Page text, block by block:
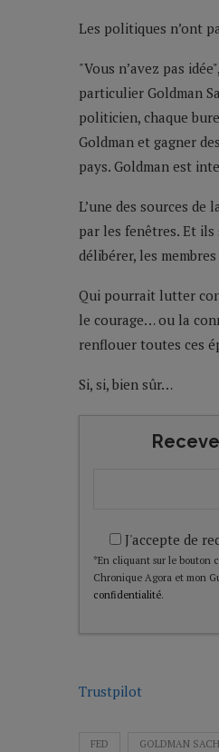
Les politiques n’ont
"Vous n’avez pas
particulier Goldman
politicien, chaque
Goldman et gagner
pays. Goldman est
L’une des sources de
par les fenêtres. Et
délibérer, les
Qui pourrait lutter
le courage… ou la
renflouer toutes ces
Si, si, bien sûr…
J'accepte de
*En cliquant sur le bouton
Chronique Agora et mon
confidentialité.
Trustpilot
FED GOLDMAN